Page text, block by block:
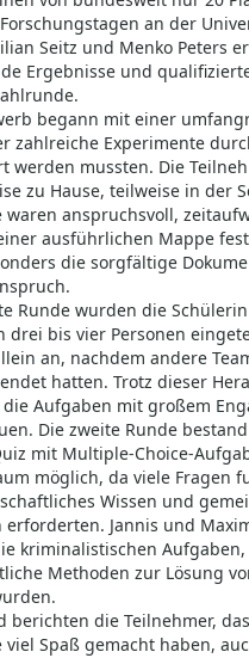
an der
Seitz und Menko Peters
Ergebnisse und
begann mit einer
zahlreiche Experimente
werden mussten. Die
zu Hause, teilweise in der
waren anspruchsvoll,
ausführlichen Mappe
die sorgfältige
Runde wurden die
drei bis vier Personen
an, nachdem andere
hatten. Trotz dieser
Aufgaben mit großem
Die zweite Runde
mit Multiple-Choice-
möglich, da viele Fragen
Wissen und
erforderten. Jannis und
kriminalistischen
Methoden zur Lösung
berichten die Teilnehmer,
viel Spaß gemacht haben,